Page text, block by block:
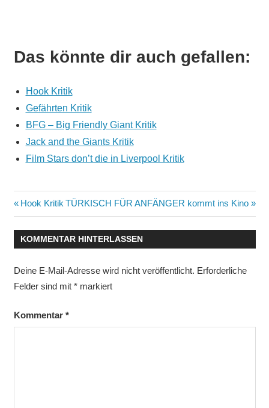
Das könnte dir auch gefallen:
Hook Kritik
Gefährten Kritik
BFG – Big Friendly Giant Kritik
Jack and the Giants Kritik
Film Stars don’t die in Liverpool Kritik
Beitragsnavigation
Vorheriger
Beitrag:
Hook Kritik Nächster
Beitrag:
TÜRKISCH FÜR ANFÄNGER kommt ins Kino
KOMMENTAR HINTERLASSEN
Deine E-Mail-Adresse wird nicht veröffentlicht. Erforderliche
Felder sind mit *markiert
Kommentar *